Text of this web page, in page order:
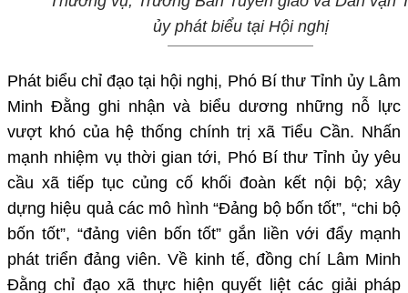
ủy phát biểu tại Hội nghị
Phát biểu chỉ đạo tại hội nghị, Phó Bí thư Tỉnh ủy Lâm
Minh Đằng ghi nhận và biểu dương những nỗ lực
vượt khó của hệ thống chính trị xã Tiểu Cần. Nhấn
mạnh nhiệm vụ thời gian tới, Phó Bí thư Tỉnh ủy yêu
cầu xã tiếp tục củng cố khối đoàn kết nội bộ; xây
dựng hiệu quả các mô hình “Đảng bộ bốn tốt”, “chi bộ
bốn tốt”, “đảng viên bốn tốt” gắn liền với đẩy mạnh
phát triển đảng viên. Về kinh tế, đồng chí Lâm Minh
Đằng chỉ đạo xã thực hiện quyết liệt các giải pháp